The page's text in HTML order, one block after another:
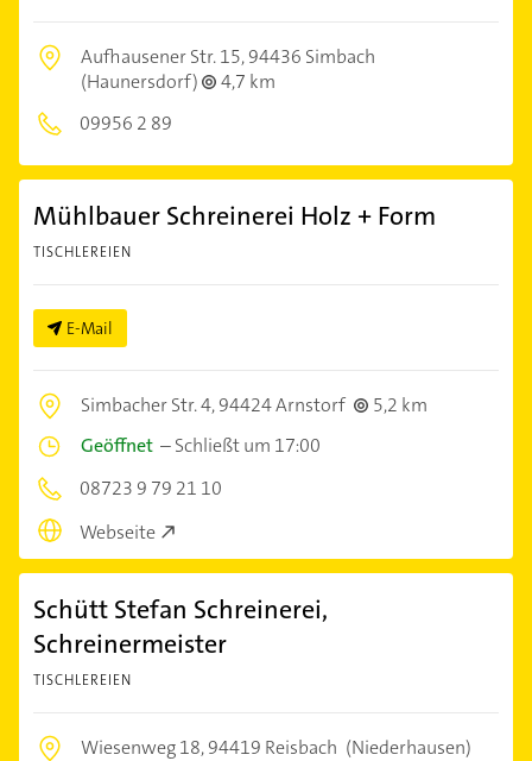
Aufhausener Str. 15,94436 Simbach
(Haunersdorf)
4,7 km
09956 2 89
Mühlbauer Schreinerei Holz + Form
TISCHLEREIEN
E-Mail
Simbacher Str. 4,94424 Arnstorf
5,2 km
Geöffnet –Schließt um 17:00
08723 9 79 21 10
Webseite
Schütt Stefan Schreinerei,
Schreinermeister
TISCHLEREIEN
Wiesenweg 18,94419 Reisbach (Niederhausen)